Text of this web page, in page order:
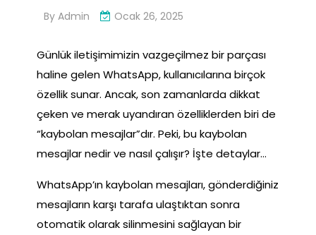
By Admin Ocak 26, 2025
Günlük iletişimimizin vazgeçilmez bir parçası
haline gelen WhatsApp, kullanıcılarına birçok
özellik sunar. Ancak, son zamanlarda dikkat
çeken ve merak uyandıran özelliklerden biri de
“kaybolan mesajlar”dır. Peki, bu kaybolan
mesajlar nedir ve nasıl çalışır? İşte detaylar…
WhatsApp’ın kaybolan mesajları, gönderdiğiniz
mesajların karşı tarafa ulaştıktan sonra
otomatik olarak silinmesini sağlayan bir